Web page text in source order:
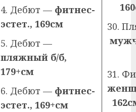
4. Дебют — фитнес-
эстет., 169см
5. Дебют —
пляжный б/б,
179+см
6. Дебют — фитнес-
эстет., 169+см
30.
31.